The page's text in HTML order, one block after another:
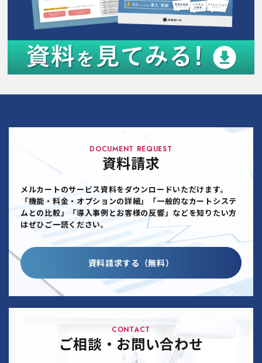
DOCUMENT REQUEST
資料請求
メルカートのサービス資料をダウンロードいただけます。
「機能・料金・オプションの詳細」「一般的なカートシステ
ムとの比較」「導入事例とお客様の反響」などを知りたい方
はぜひご一読ください。
資料請求する（無料）
CONTACT
ご相談・お問い合わせ